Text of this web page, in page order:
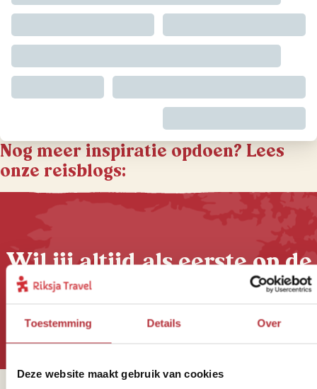
Toestemming Details Over
Deze website maakt gebruik van cookies
Nog meer inspiratie opdoen? Lees
onze reisblogs:
Wil jij altijd als eerste op de
hoogte zijn van onze Riksja
Reisnieuwtjes?